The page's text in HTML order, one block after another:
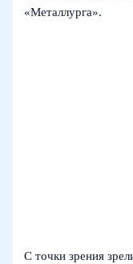
«Металлурга».
С точки зрения